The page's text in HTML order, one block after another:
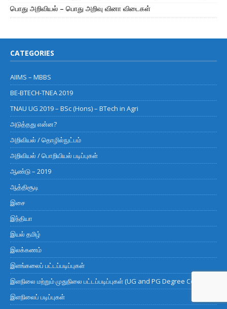
பொது அறிவியல் – பொது அறிவு வினா விடைகள்
CATEGORIES
AIIMS – MBBS
BE-BTECH-TNEA 2019
TNAU UG 2019 – BSc (Hons) – BTech in Agri
அடுத்தது என்ன?
அறிவியல் / தொழில்நுட்பம்
அறிவியல் / பொறியியல் படிப்புகள்
ஆண்டு – 2019
ஆத்திசூடி
இசை
இந்தியா
இயல் தமிழ்
இலக்கணம்
இளங்கலைப் பட்டப்படிப்புகள்
இளநிலை மற்றும் முதுநிலை பட்டப்படிப்புகள் (UG and PG Degree Courses)
இளநிலைப் படிப்புகள்